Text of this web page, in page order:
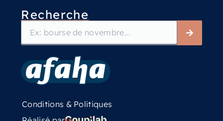
Recherche
Conditions & Politiques